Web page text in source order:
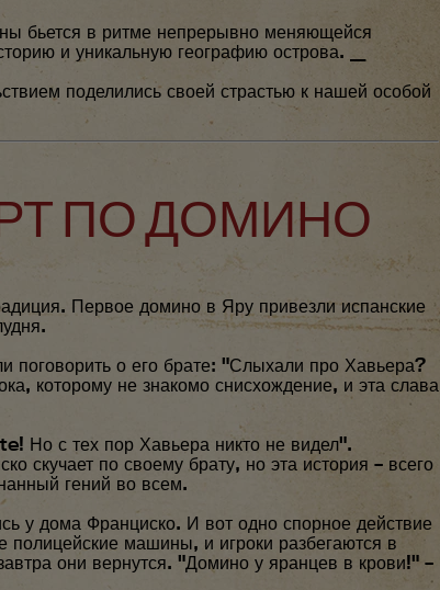
бьется в ритме непрерывно меняющейся
и уникальную географию острова. __
поделились своей страстью к нашей особой
ПО ДОМИНО
Первое домино в Яру привезли испанские
о его брате: "Слыхали про Хавьера?
которому не знакомо снисхождение, и эта слава
Но с тех пор Хавьера никто не видел".
скучает по своему брату, но эта история – всего
гений во всем.
у дома Франциско. И вот одно спорное действие
полицейские машины, и игроки разбегаются в
они вернутся. "Домино у яранцев в крови!" –